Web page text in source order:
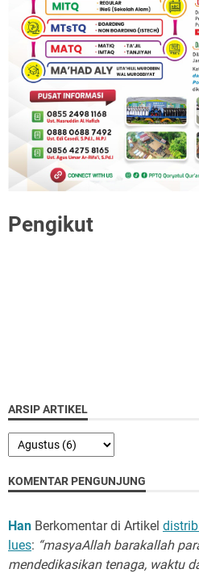
Pengikut
ARSIP ARTIKEL
KOMENTAR PENGUNJUNG
Han Berkomentar di Artikel
lues: “masyaAllah barakallah
mendedikasikan tenaga, waktu